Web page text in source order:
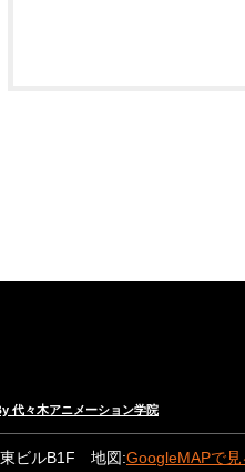
代々木アニメーション学院
東ビルB1F 地図:GoogleMAPで見